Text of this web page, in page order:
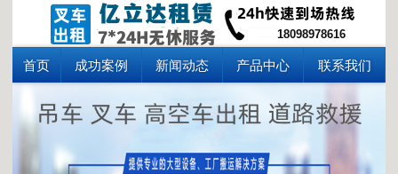
18098978616
首页 成功案例 新闻动态 产品中心 联系我们